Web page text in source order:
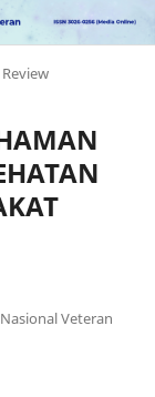
Review
Veteran